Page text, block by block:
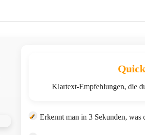
Klartext-Empfehlungen, die
✓ Erkennt man in 3 Sekunden, was